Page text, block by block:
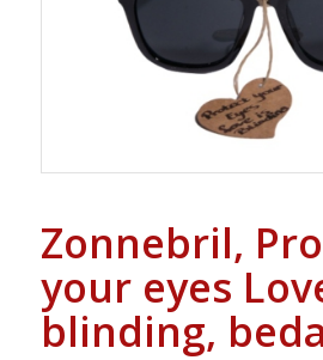
Zonnebril,
your eyes
blinding,